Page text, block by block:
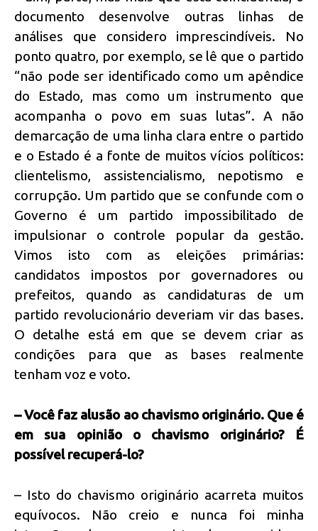
documento desenvolve outras linhas de
análises que considero imprescindíveis. No
ponto quatro, por exemplo, se lê que o partido
“não pode ser identificado como um apêndice
do Estado, mas como um instrumento que
acompanha o povo em suas lutas”. A não
demarcação de uma linha clara entre o partido
e o Estado é a fonte de muitos vícios políticos:
clientelismo, assistencialismo, nepotismo e
corrupção. Um partido que se confunde com o
Governo é um partido impossibilitado de
impulsionar o controle popular da gestão.
Vimos isto com as eleições primárias:
candidatos impostos por governadores ou
prefeitos, quando as candidaturas de um
partido revolucionário deveriam vir das bases.
O detalhe está em que se devem criar as
condições para que as bases realmente
tenham voz e voto.
– Você faz alusão ao chavismo originário. Que é
em sua opinião o chavismo originário? É
possível recuperá-lo?
– Isto do chavismo originário acarreta muitos
equívocos. Não creio e nunca foi minha